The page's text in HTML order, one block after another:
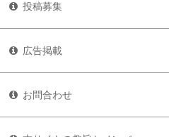
投稿募集
広告掲載
お問合わせ